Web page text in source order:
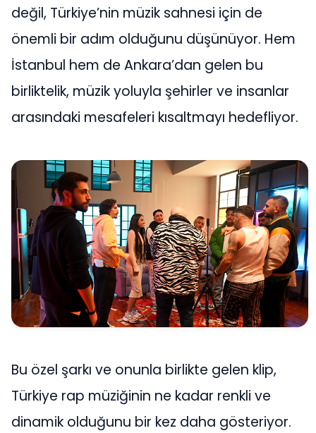
değil, Türkiye’nin müzik sahnesi için de
önemli bir adım olduğunu düşünüyor. Hem
İstanbul hem de Ankara’dan gelen bu
birliktelik, müzik yoluyla şehirler ve insanlar
arasındaki mesafeleri kısaltmayı hedefliyor.
Bu özel şarkı ve onunla birlikte gelen klip,
Türkiye rap müziğinin ne kadar renkli ve
dinamik olduğunu bir kez daha gösteriyor.